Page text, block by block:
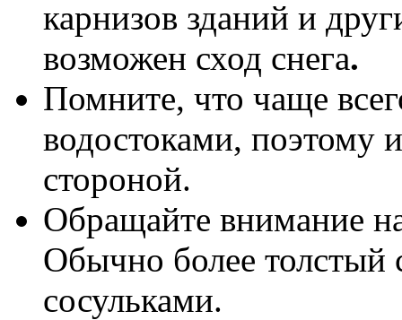
карнизов зданий и
возможен сход снега.
Помните, что чаще
водостоками, поэтому
стороной.
Обращайте внимание
Обычно более толстый
сосульками.